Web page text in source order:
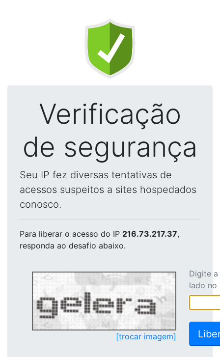
Verificação
de segurança
Seu IP fez diversas tentativas de
acessos suspeitos a sites hospedados
conosco.
Para liberar o acesso do IP 216.73.217.37,
responda ao desafio abaixo.
[trocar imagem]
Digite
lado no